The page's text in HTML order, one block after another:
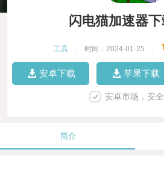
闪电猫加速器
工具 时间：2024-01-25
安卓下载 苹果下载
安卓市场，安
简介